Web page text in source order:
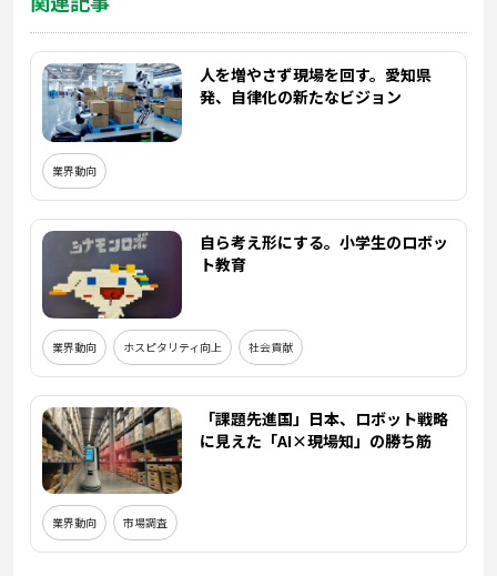
人を増やさず現場を回す。愛知県
発、自律化の新たなビジョン
業界動向
自ら考え形にする。小学生のロボッ
ト教育
業界動向 ホスピタリティ向上 社会貢献
「課題先進国」日本、ロボット戦略
に見えた「AI×現場知」の勝ち筋
業界動向 市場調査